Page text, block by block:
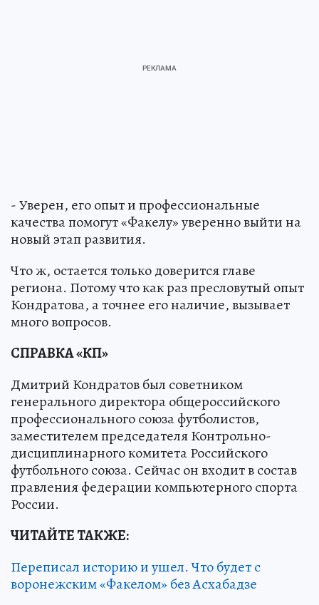
- Уверен, его опыт и профессиональные
качества помогут «Факелу» уверенно выйти на
новый этап развития.
Что ж, остается только доверится главе
региона. Потому что как раз пресловутый опыт
Кондратова, а точнее его наличие, вызывает
много вопросов.
СПРАВКА «КП»
Дмитрий Кондратов был советником
генерального директора общероссийского
профессионального союза футболистов,
заместителем председателя Контрольно-
дисциплинарного комитета Российского
футбольного союза. Сейчас он входит в состав
правления федерации компьютерного спорта
России.
ЧИТАЙТЕ ТАКЖЕ:
Переписал историю и ушел. Что будет с
воронежским «Факелом» без Асхабадзе